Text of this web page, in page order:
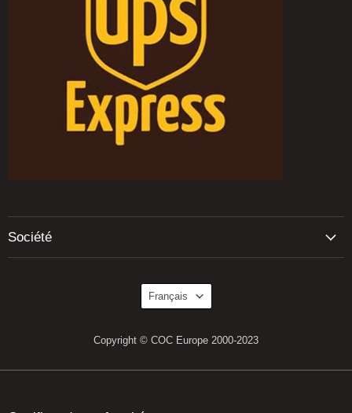
Société
Copyright © COC Europe 2000-2023
Langue
Français